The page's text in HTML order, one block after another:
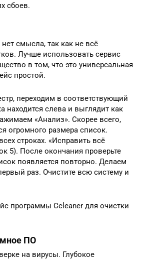
сбоев.
смысла, так как не всё
Лучше использовать сервис
в том, что это универсальная
простой.
переходим в соответствующий
находится слева и выглядит как
«Анализ». Скорее всего,
огромного размера список.
строках. «Исправить всё
5). После окончания проверьте
появляется повторно. Делаем
раз. Очистите всю систему и
программы Ccleaner для очистки
ПО
на вирусы. Глубокое